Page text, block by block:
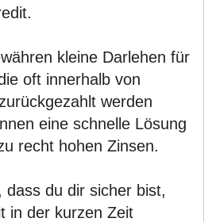
kleine Darlehen für
oft innerhalb von
werden
eine schnelle Lösung
recht hohen Zinsen.
dass du dir sicher bist,
in der kurzen Zeit